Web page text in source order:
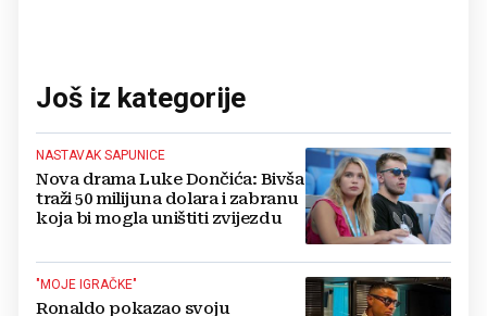
Još iz kategorije
NASTAVAK SAPUNICE
Nova drama Luke Dončića: Bivša
traži 50 milijuna dolara i zabranu
koja bi mogla uništiti zvijezdu
"MOJE IGRAČKE"
Ronaldo pokazao svoju